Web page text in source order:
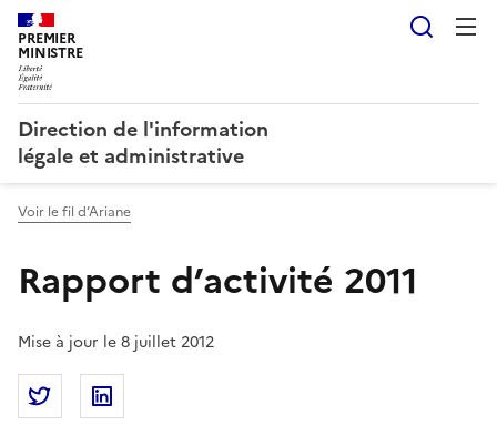
PREMIER
MINISTRE
Direction de l'information
légale et administrative
Voir le fil d’Ariane
Rapport d’activité 2011
Mise à jour le 8 juillet 2012
Partager la page
Partager Rapport d’activité 2011 sur Twitter